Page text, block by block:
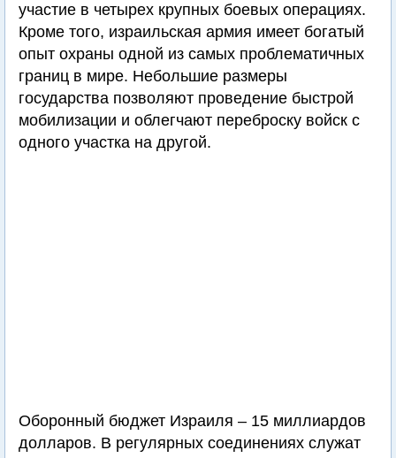
участие в четырех крупных боевых операциях.
Кроме того, израильская армия имеет богатый
опыт охраны одной из самых проблематичных
границ в мире. Небольшие размеры
государства позволяют проведение быстрой
мобилизации и облегчают переброску войск с
одного участка на другой.
Оборонный бюджет Израиля – 15 миллиардов
долларов. В регулярных соединениях служат